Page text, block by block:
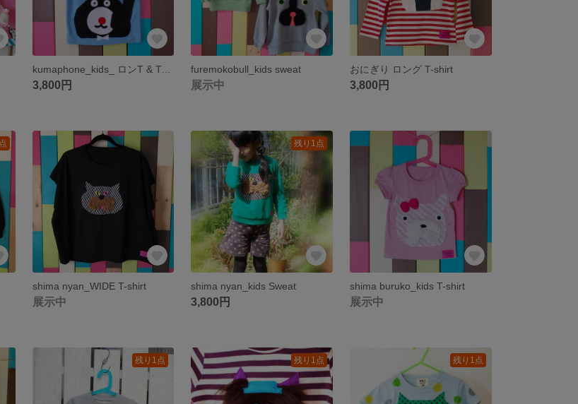
kumaphone_kids_ ロンT & T-shirt
3,800円
furemokobull_kids sweat
展示中
おにぎり ロング T-shirt
3,800円
shima nyan_WIDE T-shirt
展示中
残り1点
shima nyan_kids Sweat
3,800円
shima buruko_kids T-shirt
展示中
残り1点 残り1点 残り1点